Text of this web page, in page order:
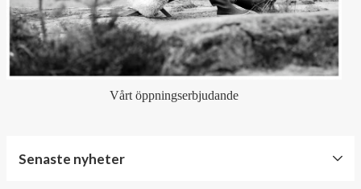
Vårt öppningserbjudande
Senaste nyheter